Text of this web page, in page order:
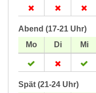
Abend (17-21 Uhr)
Spät (21-24 Uhr)